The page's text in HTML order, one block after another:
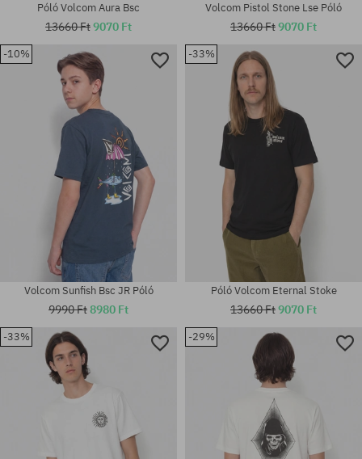
Elérhető méretek:
Elérhető méretek:
Elérhető méretek:
Póló Volcom Aura Bsc
13660 Ft9070 Ft
Elérhető méretek:
Volcom Pistol Stone Lse Póló
13660 Ft9070 Ft
-10%
Volcom Sunfish Bsc JR Póló
9990 Ft8980 Ft
-33%
Póló Volcom Eternal Stoke
13660 Ft9070 Ft
-33% -29%